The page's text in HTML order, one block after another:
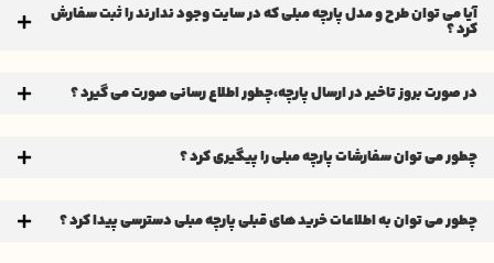
آیا می توان طرح و مدل پارچه مبلی که در سایت وجود ندارند را ثبت سفارش
کرد ؟
در صورت بروز تاخیر در ارسال پارچه،چطور اطلاع رسانی صورت می گیرد ؟
چطور می توان سفارشات پارچه مبلی را پیگیری کرد ؟
چطور می توان به اطلاعات خرید های قبلی پارچه مبلی دسترسی پیدا کرد ؟